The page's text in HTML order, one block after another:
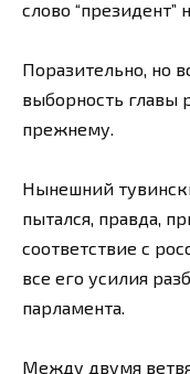
слово “президент”
Поразительно, но
выборность главы
прежнему.
Нынешний
пытался, правда,
соответствие с
все его усилия
парламента.
Между двумя